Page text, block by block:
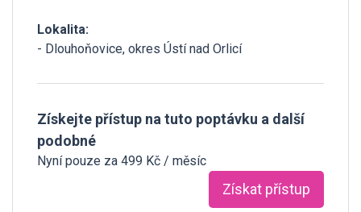
Lokalita:
- Dlouhoňovice, okres Ústí nad Orlicí
Získejte přístup na tuto poptávku a další
podobné
Nyní pouze za 499 Kč / měsíc
Získat přístup